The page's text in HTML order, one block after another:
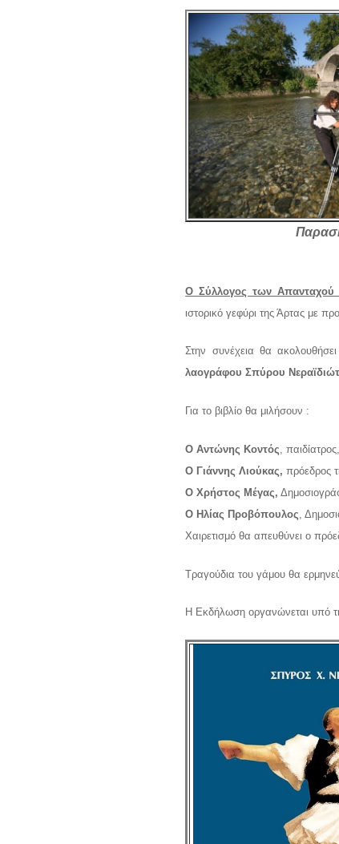
Ο Σύλλογος των Απανταχού
ιστορικό γεφύρι της Άρτας με
Στην συνέχεια θα
λαογράφου Σπύρου
Για το βιβλίο θα μιλήσουν :
Ο Αντώνης Κοντός ,
Ο Γιάννης Λιούκας, πρόεδρος
Ο Χρήστος Μέγας,
Ο Ηλίας Προβόπουλος ,
Χαιρετισμό θα απευθύνει ο
Τραγούδια του γάμου θα
Η Εκδήλωση οργανώνεται υπό